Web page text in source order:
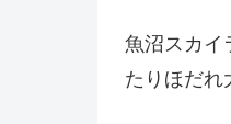
魚沼スカイ
たりほだれ